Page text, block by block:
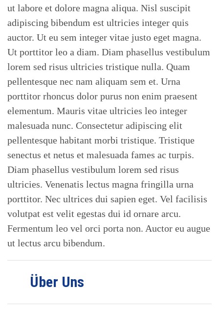
ut labore et dolore magna aliqua. Nisl suscipit
adipiscing bibendum est ultricies integer quis
auctor. Ut eu sem integer vitae justo eget magna.
Ut porttitor leo a diam. Diam phasellus vestibulum
lorem sed risus ultricies tristique nulla. Quam
pellentesque nec nam aliquam sem et. Urna
porttitor rhoncus dolor purus non enim praesent
elementum. Mauris vitae ultricies leo integer
malesuada nunc. Consectetur adipiscing elit
pellentesque habitant morbi tristique. Tristique
senectus et netus et malesuada fames ac turpis.
Diam phasellus vestibulum lorem sed risus
ultricies. Venenatis lectus magna fringilla urna
porttitor. Nec ultrices dui sapien eget. Vel facilisis
volutpat est velit egestas dui id ornare arcu.
Fermentum leo vel orci porta non. Auctor eu augue
ut lectus arcu bibendum.
Über Uns